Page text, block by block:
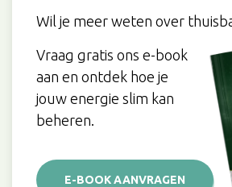
Wil je meer weten over
Vraag gratis ons e-book
aan en ontdek hoe je
jouw energie slim kan
beheren.
E-BOOK AANVRAGEN